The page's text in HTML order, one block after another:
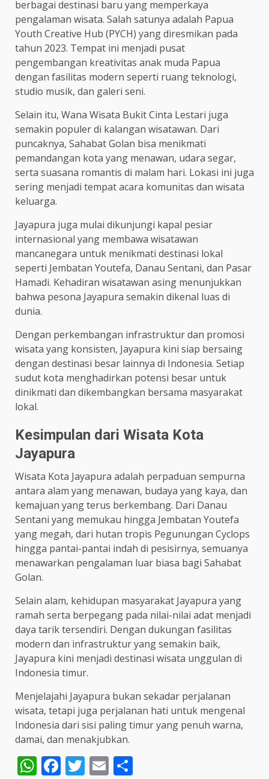
berbagai destinasi baru yang memperkaya
pengalaman wisata. Salah satunya adalah Papua
Youth Creative Hub (PYCH) yang diresmikan pada
tahun 2023. Tempat ini menjadi pusat
pengembangan kreativitas anak muda Papua
dengan fasilitas modern seperti ruang teknologi,
studio musik, dan galeri seni.
Selain itu, Wana Wisata Bukit Cinta Lestari juga
semakin populer di kalangan wisatawan. Dari
puncaknya, Sahabat Golan bisa menikmati
pemandangan kota yang menawan, udara segar,
serta suasana romantis di malam hari. Lokasi ini juga
sering menjadi tempat acara komunitas dan wisata
keluarga.
Jayapura juga mulai dikunjungi kapal pesiar
internasional yang membawa wisatawan
mancanegara untuk menikmati destinasi lokal
seperti Jembatan Youtefa, Danau Sentani, dan Pasar
Hamadi. Kehadiran wisatawan asing menunjukkan
bahwa pesona Jayapura semakin dikenal luas di
dunia.
Dengan perkembangan infrastruktur dan promosi
wisata yang konsisten, Jayapura kini siap bersaing
dengan destinasi besar lainnya di Indonesia. Setiap
sudut kota menghadirkan potensi besar untuk
dinikmati dan dikembangkan bersama masyarakat
lokal.
Kesimpulan dari Wisata Kota
Jayapura
Wisata Kota Jayapura adalah perpaduan sempurna
antara alam yang menawan, budaya yang kaya, dan
kemajuan yang terus berkembang. Dari Danau
Sentani yang memukau hingga Jembatan Youtefa
yang megah, dari hutan tropis Pegunungan Cyclops
hingga pantai-pantai indah di pesisirnya, semuanya
menawarkan pengalaman luar biasa bagi Sahabat
Golan.
Selain alam, kehidupan masyarakat Jayapura yang
ramah serta berpegang pada nilai-nilai adat menjadi
daya tarik tersendiri. Dengan dukungan fasilitas
modern dan infrastruktur yang semakin baik,
Jayapura kini menjadi destinasi wisata unggulan di
Indonesia timur.
Menjelajahi Jayapura bukan sekadar perjalanan
wisata, tetapi juga perjalanan hati untuk mengenal
Indonesia dari sisi paling timur yang penuh warna,
damai, dan menakjubkan.
WhatsApp
Facebook
Twitter
Email